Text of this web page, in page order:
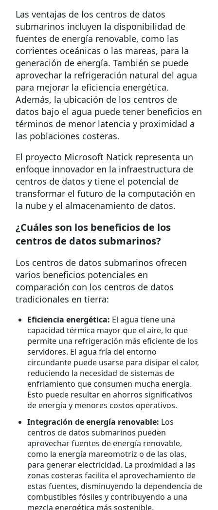
Las ventajas de los centros de datos
submarinos incluyen la disponibilidad de
fuentes de energía renovable, como las
corrientes oceánicas o las mareas, para la
generación de energía. También se puede
aprovechar la refrigeración natural del agua
para mejorar la eficiencia energética.
Además, la ubicación de los centros de
datos bajo el agua puede tener beneficios en
términos de menor latencia y proximidad a
las poblaciones costeras.
El proyecto Microsoft Natick representa un
enfoque innovador en la infraestructura de
centros de datos y tiene el potencial de
transformar el futuro de la computación en
la nube y el almacenamiento de datos.
¿Cuáles son los beneficios de los
centros de datos submarinos?
Los centros de datos submarinos ofrecen
varios beneficios potenciales en
comparación con los centros de datos
tradicionales en tierra:
Eficiencia energética: El agua tiene una
capacidad térmica mayor que el aire, lo que
permite una refrigeración más eficiente de los
servidores. El agua fría del entorno
circundante puede usarse para disipar el calor,
reduciendo la necesidad de sistemas de
enfriamiento que consumen mucha energía.
Esto puede resultar en ahorros significativos
de energía y menores costos operativos.
Integración de energía renovable: Los
centros de datos submarinos pueden
aprovechar fuentes de energía renovable,
como la energía mareomotriz o de las olas,
para generar electricidad. La proximidad a las
zonas costeras facilita el aprovechamiento de
estas fuentes, disminuyendo la dependencia de
combustibles fósiles y contribuyendo a una
mezcla energética más sostenible.